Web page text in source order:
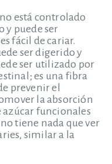
está controlado
y puede ser
fácil de cariar.
ser digerido y
ser utilizado por
es una fibra
prevenir el
la absorción
azúcar funcionales
tiene nada que ver
similar a la